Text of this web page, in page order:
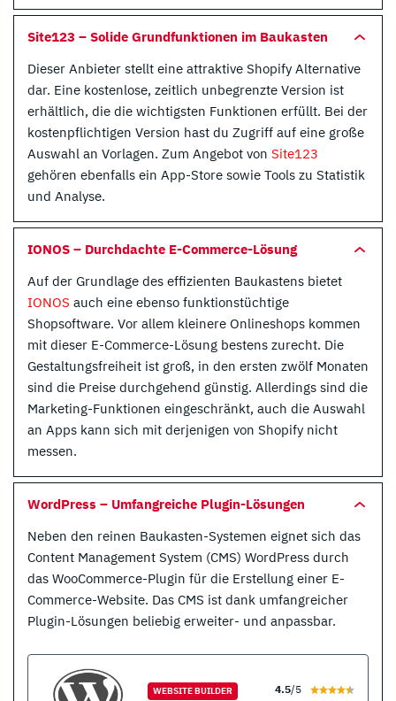
Site123 – Solide Grundfunktionen im Baukasten
Dieser Anbieter stellt eine attraktive Shopify Alternative
dar. Eine kostenlose, zeitlich unbegrenzte Version ist
erhältlich, die die wichtigsten Funktionen erfüllt. Bei der
kostenpflichtigen Version hast du Zugriff auf eine große
Auswahl an Vorlagen. Zum Angebot von Site123
gehören ebenfalls ein App-Store sowie Tools zu Statistik
und Analyse.
IONOS – Durchdachte E-Commerce-Lösung
Auf der Grundlage des effizienten Baukastens bietet
IONOS auch eine ebenso funktionstüchtige
Shopsoftware. Vor allem kleinere Onlineshops kommen
mit dieser E-Commerce-Lösung bestens zurecht. Die
Gestaltungsfreiheit ist groß, in den ersten zwölf Monaten
sind die Preise durchgehend günstig. Allerdings sind die
Marketing-Funktionen eingeschränkt, auch die Auswahl
an Apps kann sich mit derjenigen von Shopify nicht
messen.
WordPress – Umfangreiche Plugin-Lösungen
Neben den reinen Baukasten-Systemen eignet sich das
Content Management System (CMS) WordPress durch
das WooCommerce-Plugin für die Erstellung einer E-
Commerce-Website. Das CMS ist dank umfangreicher
Plugin-Lösungen beliebig erweiter- und anpassbar.
WEBSITE BUILDER 4.5/5